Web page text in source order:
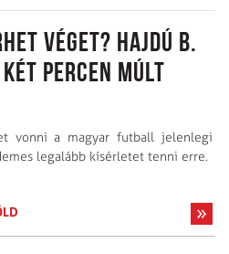
véget? Hajdú B.
percen múlt
vonni a magyar futball jelenlegi
legalább kísérletet tenni erre.